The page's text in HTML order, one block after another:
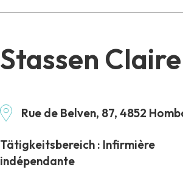
Stassen Claire
Rue de Belven, 87, 4852
Tätigkeitsbereich : Infirmière
indépendante